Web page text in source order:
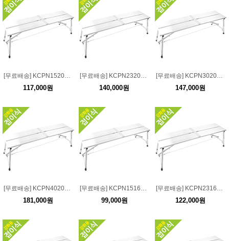
[무료배송] KCPN15200 강화용 접이식 고급 도배사다리폭:15 길이:200 높이:55-75
117,000원
[무료배송] KCPN23200 강화용 접이식 고급 도배사다리폭:23 길이:200 높이:55-75
140,000원
[무료배송] KCPN30200 강화용 접이식 고급 도배사다리폭:30 길이:200 높이:55-75
147,000원
[무료배송] KCPN40200 강화용 접이식 고급 도배사다리폭:40 길이:200 높이:55-75
181,000원
[무료배송] KCPN15160 강화용 접이식 고급 도배사다리폭:15 길이:160 높이:55-75
99,000원
[무료배송] KCPN23160 강화용 접이식 고급 도배사다리폭:23 길이:160 높이:55-75
122,000원